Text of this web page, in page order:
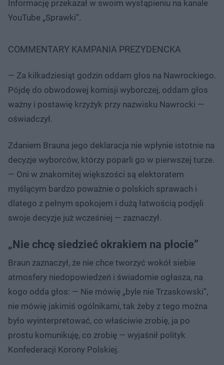
Informację przekazał w swoim wystąpieniu na kanale
YouTube „Sprawki”.
COMMENTARY KAMPANIA PREZYDENCKA
— Za kilkadziesiąt godzin oddam głos na Nawrockiego.
Pójdę do obwodowej komisji wyborczej, oddam głos
ważny i postawię krzyżyk przy nazwisku Nawrocki —
oświadczył.
Zdaniem Brauna jego deklaracja nie wpłynie istotnie na
decyzje wyborców, którzy poparli go w pierwszej turze.
— Oni w znakomitej większości są elektoratem
myślącym bardzo poważnie o polskich sprawach i
dlatego z pełnym spokojem i dużą łatwością podjęli
swoje decyzje już wcześniej — zaznaczył.
„Nie chcę siedzieć okrakiem na płocie”
Braun zaznaczył, że nie chce tworzyć wokół siebie
atmosfery niedopowiedzeń i świadomie ogłasza, na
kogo odda głos: — Nie mówię „byle nie Trzaskowski”,
nie mówię jakimiś ogólnikami, tak żeby z tego można
było wyinterpretować, co właściwie zrobię, ja po
prostu komunikuję, co zrobię — wyjaśnił polityk
Konfederacji Korony Polskiej.